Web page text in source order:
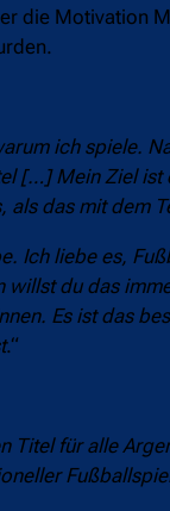
die Motivation
ich spiele.
[…] Mein Ziel
das mit dem
Ich liebe es,
du das
Es ist das
.“
für alle